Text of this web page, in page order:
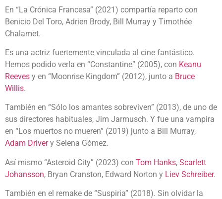
En “La Crónica Francesa” (2021) compartía reparto con
Benicio Del Toro, Adrien Brody, Bill Murray y Timothée
Chalamet.
Es una actriz fuertemente vinculada al cine fantástico.
Hemos podido verla en “Constantine” (2005), con Keanu
Reeves y en “Moonrise Kingdom” (2012), junto a Bruce
Willis.
También en “Sólo los amantes sobreviven” (2013), de uno de
sus directores habituales, Jim Jarmusch. Y fue una vampira
en “Los muertos no mueren” (2019) junto a Bill Murray,
Adam Drivery Selena Gómez.
Así mismo “Asteroid City” (2023) con Tom Hanks, Scarlett
Johansson, Bryan Cranston, Edward Norton y Liev Schreiber.
También en el remake de “Suspiria” (2018). Sin olvidar la